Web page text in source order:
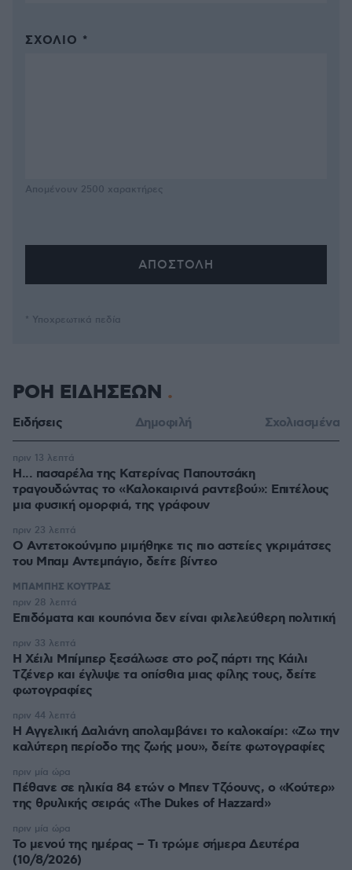
ΣΧΌΛΙΟ *
Απομένουν 2500 χαρακτήρες
* Υποχρεωτικά πεδία
ΡΟΗ ΕΙΔΗΣΕΩΝ
Ειδήσεις Δημοφιλή Σχολιασμένα
Η... πασαρέλα της Κατερίνας Παπουτσάκη
τραγουδώντας το «Καλοκαιρινά ραντεβού»: Επιτέλους
μια φυσική ομορφιά, της γράφουν
πριν 13 λεπτά
Ο Αντετοκούνμπο μιμήθηκε τις πιο αστείες γκριμάτσες
του Μπαμ Αντεμπάγιο, δείτε βίντεο
πριν 23 λεπτά
ΜΠΑΜΠΗΣ ΚΟΥΤΡΑΣ
Επιδόματα και κουπόνια δεν είναι φιλελεύθερη πολιτική
πριν 28 λεπτά
Η Χέιλι Μπίμπερ ξεσάλωσε στο ροζ πάρτι της Κάιλι
Τζένερ και έγλυψε τα οπίσθια μιας φίλης τους, δείτε
φωτογραφίες
πριν 33 λεπτά
Η Αγγελική Δαλιάνη απολαμβάνει το καλοκαίρι: «Ζω την
καλύτερη περίοδο της ζωής μου», δείτε φωτογραφίες
πριν 44 λεπτά
Πέθανε σε ηλικία 84 ετών ο Μπεν Τζόουνς, ο «Κούτερ»
της θρυλικής σειράς «The Dukes of Hazzard»
πριν μία ώρα
Το μενού της ημέρας – Τι τρώμε σήμερα Δευτέρα
(10/8/2026)
πριν μία ώρα